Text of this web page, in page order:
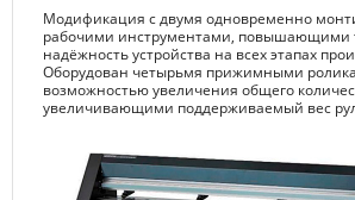
Модификация с двумя одновременно
рабочими инструментами, повышающими
надёжность устройства на всех этапах
Оборудован четырьмя прижимными
возможностью увеличения общего
увеличивающими поддерживаемый вес